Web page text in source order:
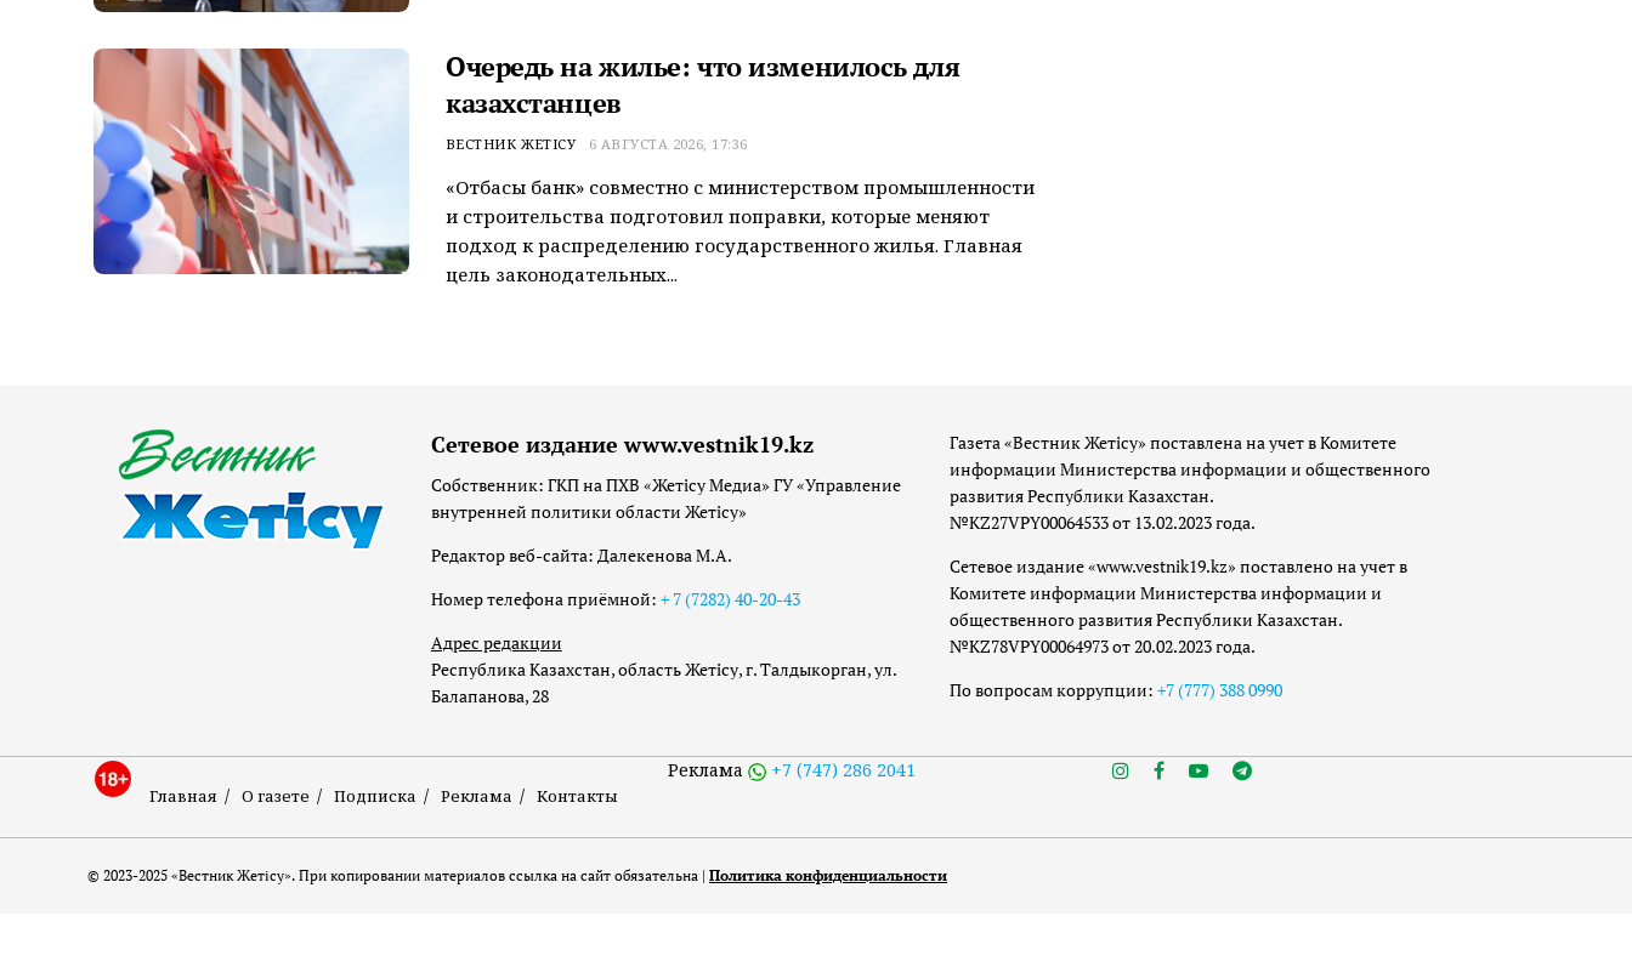
Очередь на жилье: что изменилось для
казахстанцев
ВЕСТНИК ЖЕТІСУ 6 АВГУСТА 2026, 17:36
«Отбасы банк» совместно с министерством промышленности
и строительства подготовил поправки, которые меняют
подход к распределению государственного жилья. Главная
цель законодательных...
Сетевое издание www.vestnik19.kz
Собственник: ГКП на ПХВ «Жетісу Медиа» ГУ «Управление
внутренней политики области Жетісу»
Редактор веб-сайта: Далекенова М.А.
Номер телефона приёмной: + 7 (7282) 40-20-43
Адрес редакции
Республика Казахстан, область Жетісу, г. Талдыкорган, ул.
Балапанова, 28
Газета «Вестник Жетісу» поставлена на учет в Комитете
информации Министерства информации и общественного
развития Республики Казахстан.
№KZ27VPY00064533 от 13.02.2023 года.
Сетевое издание «www.vestnik19.kz» поставлено на учет в
Комитете информации Министерства информации и
общественного развития Республики Казахстан.
№KZ78VPY00064973 от 20.02.2023 года.
По вопросам коррупции: +7 (777) 388 0990
Главная О газете Подписка Реклама Контакты
Реклама +7 (747) 286 2041
© 2023-2025 «Вестник Жетісу». При копировании материалов ссылка на сайт обязательна | Политика конфиденциальности